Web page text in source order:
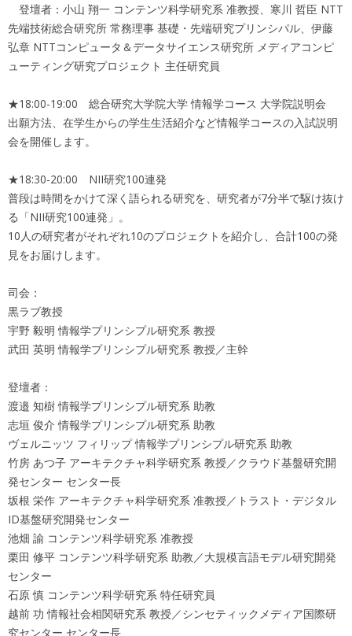
登壇者：小山 翔一 コンテンツ科学研究系 准教授、寒川 哲臣 NTT
先端技術総合研究所 常務理事 基礎・先端研究プリンシパル、伊藤
弘章 NTTコンピュータ＆データサイエンス研究所 メディアコンピ
ューティング研究プロジェクト 主任研究員
★18:00-19:00 総合研究大学院大学 情報学コース 大学院説明会
出願方法、在学生からの学生生活紹介など情報学コースの入試説明
会を開催します。
★18:30-20:00 NII研究100連発
普段は時間をかけて深く語られる研究を、研究者が7分半で駆け抜け
る「NII研究100連発」。
10人の研究者がそれぞれ10のプロジェクトを紹介し、合計100の発
見をお届けします。
司会：
黒ラブ教授
宇野 毅明 情報学プリンシプル研究系 教授
武田 英明 情報学プリンシプル研究系 教授／主幹
登壇者：
渡邉 知樹 情報学プリンシプル研究系 助教
志垣 俊介 情報学プリンシプル研究系 助教
ヴェルニッツ フィリップ 情報学プリンシプル研究系 助教
竹房 あつ子 アーキテクチャ科学研究系 教授／クラウド基盤研究開
発センター センター長
坂根 栄作 アーキテクチャ科学研究系 准教授／トラスト・デジタル
ID基盤研究開発センター
池畑 諭 コンテンツ科学研究系 准教授
栗田 修平 コンテンツ科学研究系 助教／大規模言語モデル研究開発
センター
石原 慎 コンテンツ科学研究系 特任研究員
越前 功 情報社会相関研究系 教授／シンセティックメディア国際研
究センター センター長